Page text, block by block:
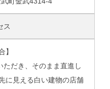
ス
】
だき、そのまま直進し
に見える白い建物の店舗